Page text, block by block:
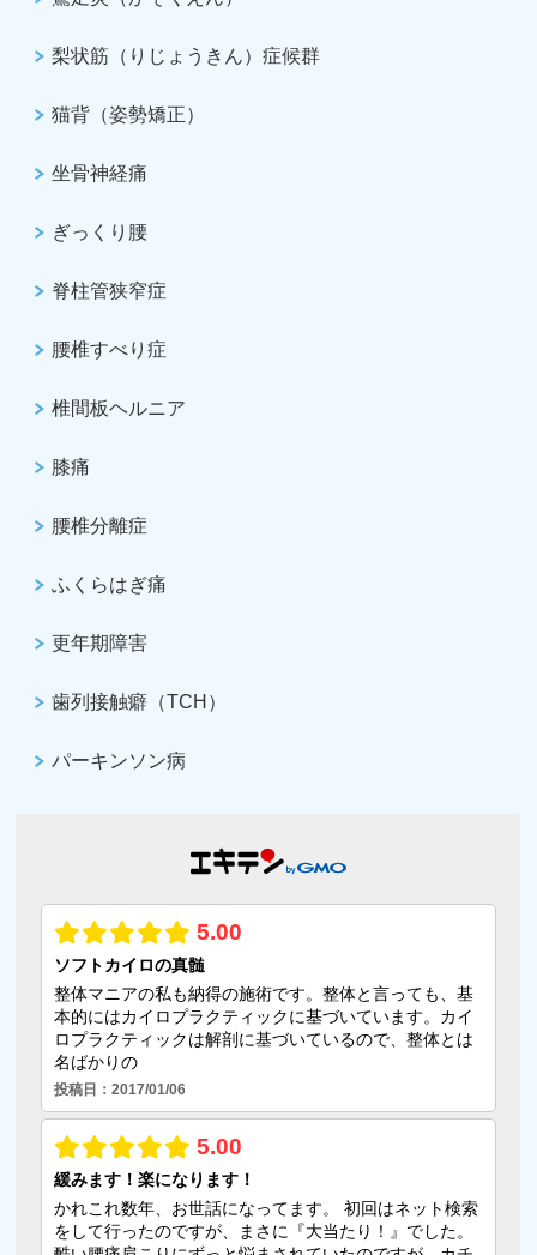
梨状筋（りじょうきん）症候群
猫背（姿勢矯正）
坐骨神経痛
ぎっくり腰
脊柱管狭窄症
腰椎すべり症
椎間板ヘルニア
膝痛
腰椎分離症
ふくらはぎ痛
更年期障害
歯列接触癖（TCH）
パーキンソン病